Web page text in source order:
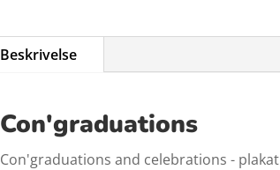
Beskrivelse
Con'graduations
Con'graduations and celebrations - plakat